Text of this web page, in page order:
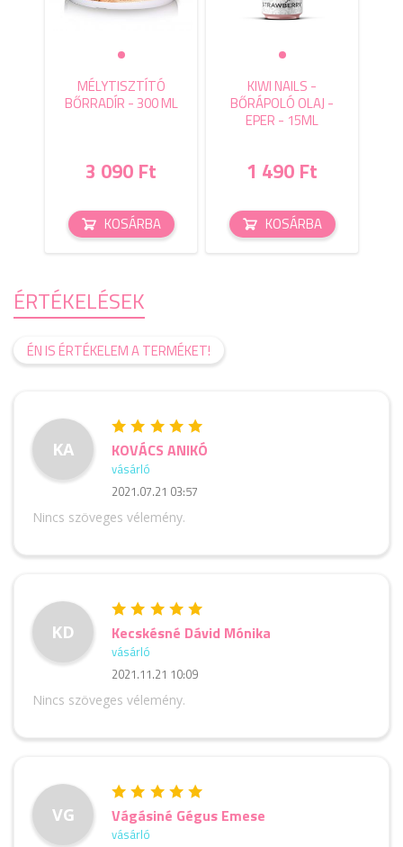
MÉLYTISZTÍTÓ
BŐRRADÍR - 300 ML
3 090 Ft
KOSÁRBA
KIWI NAILS -
BŐRÁPOLÓ OLAJ -
EPER - 15ML
1 490 Ft
KOSÁRBA
ÉRTÉKELÉSEK
ÉN IS ÉRTÉKELEM A TERMÉKET!
KA KOVÁCS ANIKÓ
vásárló
2021.07.21 03:57
Nincs szöveges vélemény.
KD Kecskésné Dávid Mónika
vásárló
2021.11.21 10:09
Nincs szöveges vélemény.
VG Vágásiné Gégus Emese
vásárló